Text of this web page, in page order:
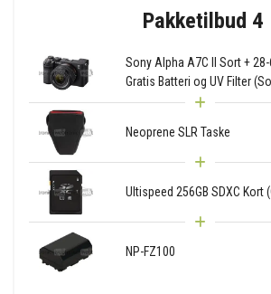
Pakketilbud 4
Sony Alpha A7C II Sort + 28-
Gratis Batteri og UV Filter
Neoprene SLR Taske
Ultispeed 256GB SDXC Kort
NP-FZ100